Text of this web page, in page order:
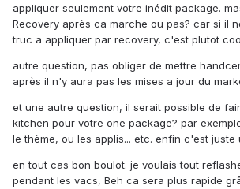
appliquer seulement votre inédit package.
Recovery après ca marche ou pas? car si il
truc a appliquer par recovery, c'est plutot
autre question, pas obliger de mettre
après il n'y aura pas les mises a jour du
et une autre question, il serait possible de
kitchen pour votre one package? par
le thème, ou les applis... etc. enfin c'est juste
en tout cas bon boulot. je voulais tout
pendant les vacs, Beh ca sera plus rapide